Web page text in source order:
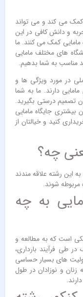
می کند و می تواند
و دانش کافی در این
مامایی کمک می ‌کنند. ما
های مختلف مامایی
مناسب به شما بدهیم.
در مورد ویژگی ‌ها و
دارند. ما به شما
تصمیم درستی بگیرید.
بیشتری جایگاه مامایی
کنید و خیالتان از
چه؟
این رشته علاقه مندند
مربوطه شوند.
به چه
است که به مطالعه و
طی فرآیند بارداری،
های بسیار حساسی
زنان و نوزادان در طول